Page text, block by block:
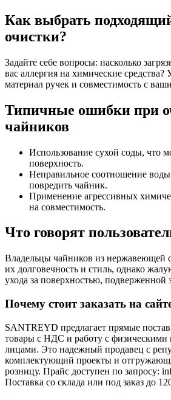
Как выбрать
очистки?
Задайте себе вопросы: насколько
вас аллергия на химические
материал ручек и совместимость с
Типичные ошибки при
чайников
Использование сухой соды, что
поверхность.
Неправильное соотношение
повредить чайник.
Применение агрессивных
на совместимость.
Что говорят
Владельцы чайников из нержавеющей
их долговечность и стиль, однако
ухода за поверхностью, подверженной
Почему стоит заказать на
SANTREYD предлагает прямые
товары с НДС и работу с
лицами. Это надежный продавец с
комплектующий проекты и
розницу. Прайс доступен по запросу:
Поставка со склада или под заказ до